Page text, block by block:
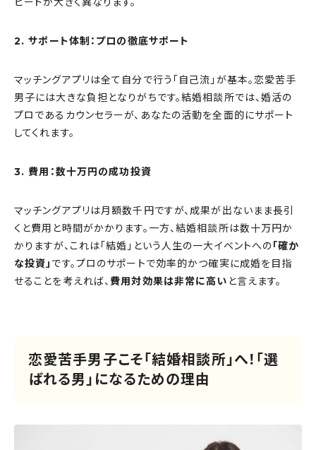
2. サポート体制：プロの徹底サポート
マッチングアプリは全て自分で行う「自己流」が基本。恋愛苦手
男子には大きな負担となりがちです。結婚相談所では、婚活の
プロであるカウンセラーが、あなたの活動を全面的にサポート
してくれます。
3. 費用：数十万円の成功投資
マッチングアプリは月額数千円ですが、成果が出ないまま長引
くと費用と時間がかかります。一方、結婚相談所は数十万円か
かりますが、これは「結婚」という人生の一大イベントへの「確か
な投資」 です。プロのサポートで効率的かつ確実に成婚を目指
せることを考えれば、費用対効果は非常に高い と言えます。
恋愛苦手男子こそ「結婚相談所」へ！「選
ばれる男」になるための理由